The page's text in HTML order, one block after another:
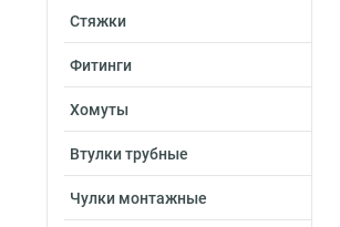
Стяжки
Фитинги
Хомуты
Втулки трубные
Чулки монтажные